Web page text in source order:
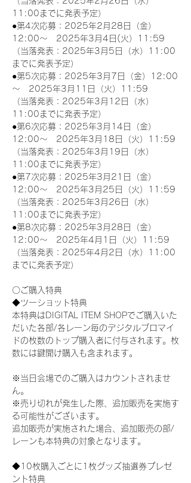
11:00までに発表予定）
●第4次応募：2025年2月28日（金）
12:00～　2025年3月4日(火）11:59
（当落発表：2025年3月5日（水）11:00
までに発表予定）
●第5次応募：2025年3月7日（金）12:00
～　2025年3月11日（火）11:59
（当落発表：2025年3月12日（水）
11:00までに発表予定）
●第6次応募：2025年3月14日（金）
12:00～　2025年3月18日（火）11:59
（当落発表：2025年3月19日（水）
11:00までに発表予定）
●第7次応募：2025年3月21日（金）
12:00～　2025年3月25日（火）11:59
（当落発表：2025年3月26日（水）
11:00までに発表予定）
●第8次応募：2025年3月28日（金）
12:00～　2025年4月1日（火）11:59
（当落発表：2025年4月2日（水）11:00
までに発表予定）
〇ご購入特典
◆ツーショット特典
本特典はDIGITAL ITEM SHOPでご購入いた
だいた各部/各レーン毎のデジタルブロマイ
ドの枚数のトップ購入者に付与されます。枚
数には鍵開け購入も含まれます。
※当日会場でのご購入はカウントされませ
ん。
※売り切れが発生した際、追加販売を実施す
る可能性がございます。
追加販売が実施された場合、追加販売の部/
レーンも本特典の対象となります。
◆10枚購入ごとに1枚グッズ抽選券プレゼ
ント特典